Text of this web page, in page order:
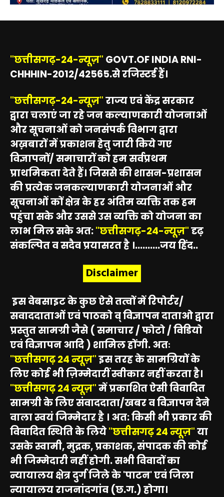
"छत्तीसगढ़-24-न्यूज़" GOVT.OF INDIA RNI-
CHHHIN-2012/42565.से रजिस्टर्ड हैं।
"छत्तीसगढ़-24-न्यूज़"राज्य एवं केंद्र सरकार
द्वारा चलाएं जा रहे जन कल्याणकारी योजनाओं
और सूचनाओं को जनसंपर्क विभाग द्वारा
अख़बारों में प्रकाशन हेतु जारी किये गए
विज्ञापनों/ समाचारों को हम सर्वप्रथम
प्राथमिकता देते हैं। जिससे की शासन-प्रशासन
की प्रत्येक जनकल्याणकारी योजनाओं और
सूचनाओं कों क्षेत्र के हर अंतिम व्यक्ति तक हम
पहुंचा सके और उससे उस व्यक्ति को योजना का
लाभ मिल सके अत:"छत्तीसगढ़-24-न्यूज़"दृढ़
संकल्पित व सदैव प्रयासरत है ।..........जय हिंद..
Disclaimer
इस वेबसाइट के कुछ ऐसे तत्वों में रिपोर्टर/
सवाददाताओं एवं पाठको व् विज्ञापन दाताओ द्वारा
प्रस्तुत सामग्री जैसे ( समाचार / फोटो / विडियो
एवं विज्ञापन आदि ) शामिल होंगी. अतः
"छत्तीसगढ़ 24 न्यूज़"इस तरह के सामग्रियों के
लिए कोई भी ज़िम्मेदारीं स्वीकार नहीं करता है।
"छत्तीसगढ़ 24 न्यूज़"में प्रकाशित ऐसी विवादित
सामग्री के लिए संवाददाता/खबर व विज्ञापन देने
वाला स्वयं जिम्मेदार है । अत: किसी भी प्रकार की
विवादित स्थिति के लिये"छत्तीसगढ़ 24 न्यूज़"या
उसके स्वामी, मुद्रक, प्रकाशक, संपादक की कोई
भी जिम्मेदारी नहीं होगी. सभी विवादों का
न्यायालय क्षेत्र दुर्ग जिले के 'पाटन' एवं जिला
न्यायालय राजनांदगांव (छ.ग.) होगा।